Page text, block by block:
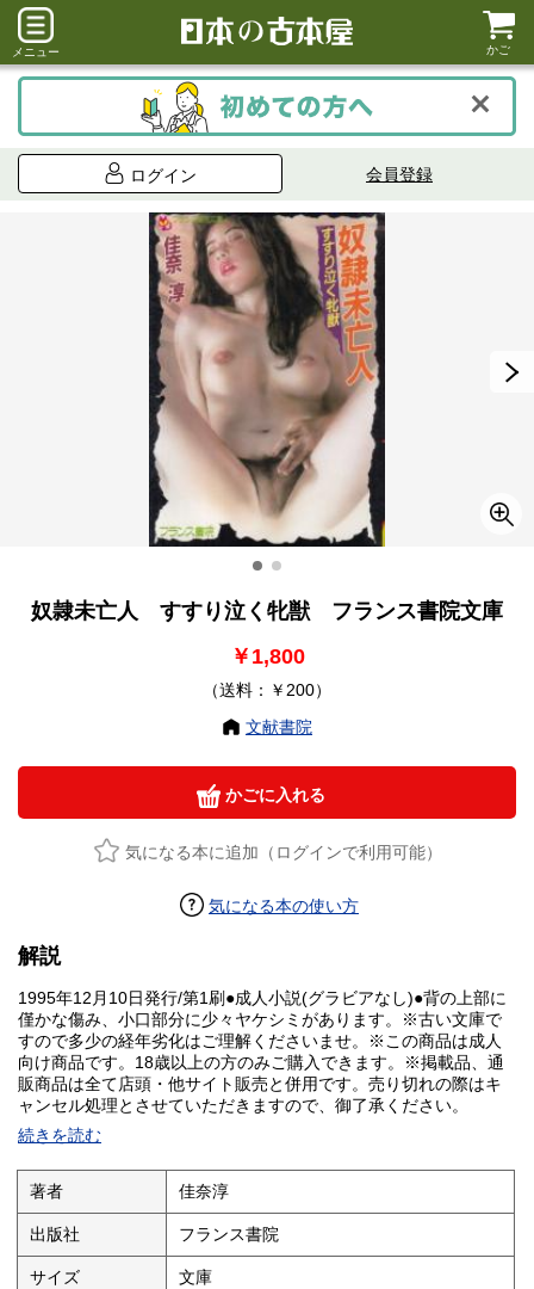
メニュー かご
ログイン 会員登録
奴隷未亡人 すすり泣く牝獣 フランス書院文庫
￥1,800
（送料：￥200）
文献書院
かごに入れる
気になる本に追加（ログインで利用可能）
気になる本の使い方
解説
1995年12月10日発行/第1刷●成人小説(グラビアなし)●背の上部に
僅かな傷み、小口部分に少々ヤケシミがあります。※古い文庫で
すので多少の経年劣化はご理解くださいませ。※この商品は成人
向け商品です。18歳以上の方のみご購入できます。※掲載品、通
販商品は全て店頭・他サイト販売と併用です。売り切れの際はキ
ャンセル処理とさせていただきますので、御了承ください。
続きを読む
著者 佳奈淳
出版社 フランス書院
サイズ 文庫